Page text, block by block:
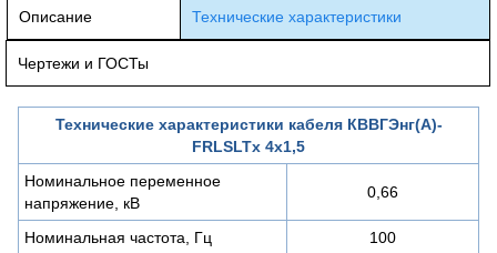
Описание Технические характеристики
Чертежи и ГОСТы
Технические характеристики кабеля КВВГЭнг(А)-
FRLSLTx 4х1,5
Номинальное переменное
напряжение, кВ
0,66
Номинальная частота, Гц
100